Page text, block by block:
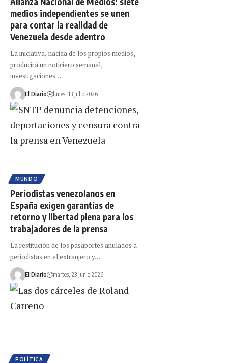
medios independientes se unen
para contar la realidad de
Venezuela desde adentro
La iniciativa, nacida de los propios medios,
producirá un noticiero semanal,
investigaciones…
El Diario lunes, 13 julio 2026
MUNDO
Periodistas venezolanos en
España exigen garantías de
retorno y libertad plena para los
trabajadores de la prensa
La restitución de los pasaportes anulados a
periodistas en el extranjero y…
El Diario martes, 23 junio 2026
POLÍTICA